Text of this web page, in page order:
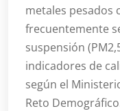
metales pesados
frecuentemente
suspensión
indicadores de
según el
Reto